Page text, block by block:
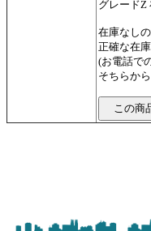
グレードZ
在庫なし
正確な在
(お電話で
そちらか